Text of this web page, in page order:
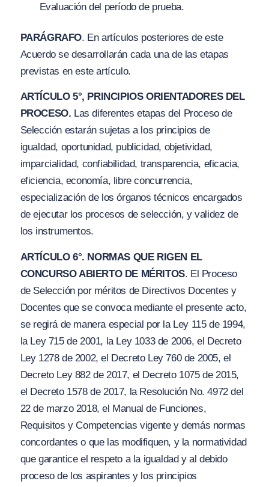
Evaluación del período de prueba.
PARÁGRAFO. En artículos posteriores de este
Acuerdo se desarrollarán cada una de las etapas
previstas en este artículo.
ARTÍCULO 5°, PRINCIPIOS ORIENTADORES DEL
PROCESO. Las diferentes etapas del Proceso de
Selección estarán sujetas a los principios de
igualdad, oportunidad, publicidad, objetividad,
imparcialidad, confiabilidad, transparencia, eficacia,
eficiencia, economía, libre concurrencia,
especialización de los órganos técnicos encargados
de ejecutar los procesos de selección, y validez de
los instrumentos.
ARTÍCULO 6°. NORMAS QUE RIGEN EL
CONCURSO ABIERTO DE MÉRITOS. El Proceso
de Selección por méritos de Directivos Docentes y
Docentes que se convoca mediante el presente acto,
se regirá de manera especial por la Ley 115 de 1994,
la Ley 715 de 2001, la Ley 1033 de 2006, el Decreto
Ley 1278 de 2002, el Decreto Ley 760 de 2005, el
Decreto Ley 882 de 2017, el Decreto 1075 de 2015,
el Decreto 1578 de 2017, la Resolución No. 4972 del
22 de marzo 2018, el Manual de Funciones,
Requisitos y Competencias vigente y demás normas
concordantes o que las modifiquen, y la normatividad
que garantice el respeto a la igualdad y al debido
proceso de los aspirantes y los principios